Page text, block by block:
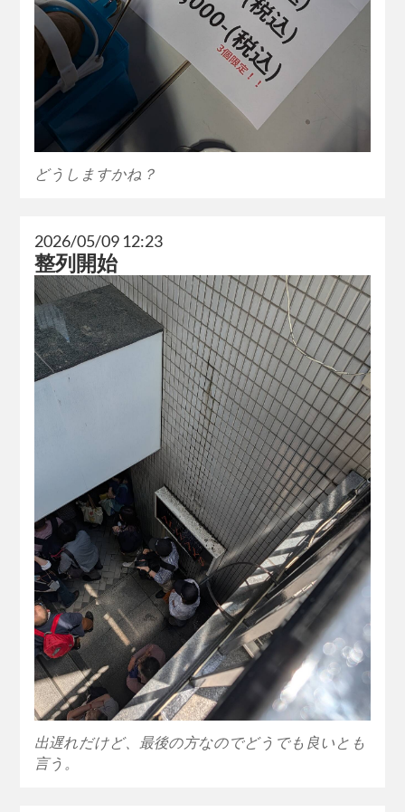
どうしますかね？
2026/05/09 12:23
整列開始
出遅れだけど、最後の方なのでどうでも良いとも
言う。